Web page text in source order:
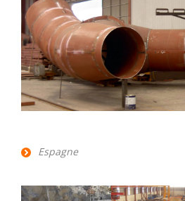
Espagne